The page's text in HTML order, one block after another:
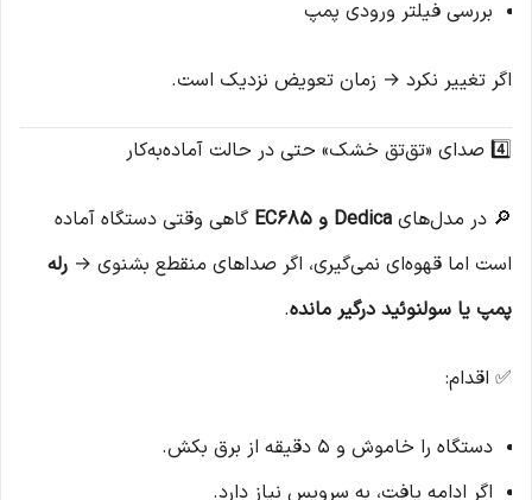
بررسی فیلتر ورودی پمپ
اگر تغییر نکرد → زمان تعویض نزدیک است.
4️⃣ صدای «تق‌تق خشک» حتی در حالت آماده‌به‌کار
🔎 در مدل‌های Dedica و EC685
گاهی وقتی دستگاه آماده
است اما قهوه‌ای نمی‌گیری، اگر صداهای منقطع بشنوی → رله
پمپ یا سولنوئید درگیر مانده.
✅ اقدام:
دستگاه را خاموش و ۵ دقیقه از برق بکش.
اگر ادامه یافت، به سرویس نیاز دارد.